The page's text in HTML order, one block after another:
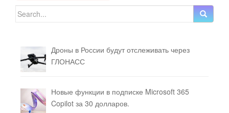
Search for:
Дроны в России будут отслеживать через
ГЛОНАСС
Новые функции в подписке Microsoft 365
Copilot за 30 долларов.